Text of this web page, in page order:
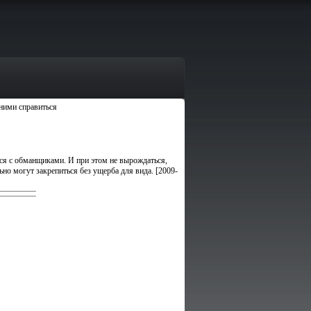
справиться
с обманщиками. И при этом не вырождаться,
могут закрепиться без ущерба для вида. [2009-